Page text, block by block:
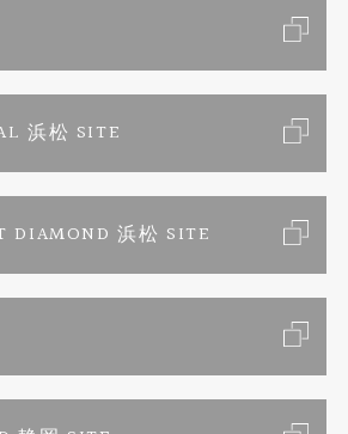
浜松 SITE
DIAMOND 浜松 SITE